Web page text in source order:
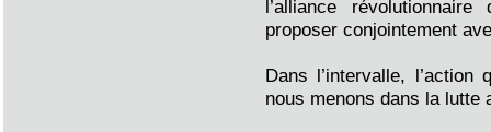
l’alliance
proposer conjointement
Dans l’intervalle,
nous menons dans la lutte